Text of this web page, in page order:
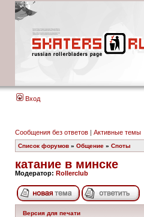
Вход
Сообщения без ответов | Активные темы
Список форумов » Общение » Споты
катание в минске
Модератор: Rollerclub
Версия для печати